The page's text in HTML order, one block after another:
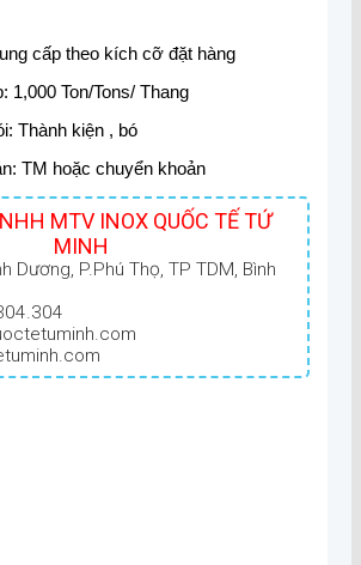
cấp theo kích cỡ đặt hàng
1,000 Ton/Tons/ Thang
Thành kiện , bó
TM hoặc chuyển khoản
MTV INOX QUỐC TẾ TỨ
MINH
Dương, P.Phú Thọ, TP TDM, Bình